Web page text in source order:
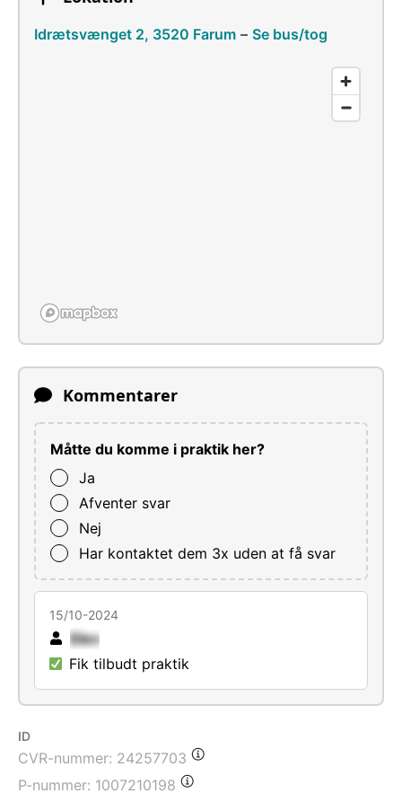
Idrætsvænget 2, 3520 Farum – Se bus/tog
Kommentarer
Måtte du komme i praktik her?
Ja
Afventer svar
Nej
Har kontaktet dem 3x uden at få svar
15/10-2024
Elev
Fik tilbudt praktik
ID
CVR-nummer: 24257703
P-nummer: 1007210198